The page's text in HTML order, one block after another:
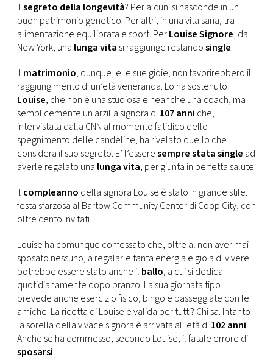
RMC
CONSIGLIA
Ilsegreto della longevità? Per alcuni si nasconde in un
buon patrimonio genetico. Per altri, in una vita sana, tra
alimentazione equilibrata e sport. PerLouise Signore, da
New York, una lunga vita si raggiunge restandosingle.
Il matrimonio, dunque, e le sue gioie, non favorirebbero il
raggiungimento di un’età veneranda. Lo ha sostenuto
Louise, che non è una studiosa e neanche una coach, ma
semplicemente un’arzilla signora di107 anni che,
intervistata dalla CNN al momento fatidico dello
spegnimento delle candeline, ha rivelato quello che
considera il suo segreto. E’ l’esseresempre stata single ad
averle regalato una lunga vita, per giunta in perfetta salute.
Il compleanno della signora Louise è stato in grande stile:
festa sfarzosa al Bartow Community Center di Coop City, con
oltre cento invitati.
Louise ha comunque confessato che, oltre al non aver mai
sposato nessuno, a regalarle tanta energia e gioia di vivere
potrebbe essere stato anche il ballo, a cui si dedica
quotidianamente dopo pranzo. La sua giornata tipo
prevede anche esercizio fisico, bingo e passeggiate con le
amiche. La ricetta di Louise è valida per tutti? Chi sa. Intanto
la sorella della vivace signora è arrivata all’età di102 anni.
Anche se ha commesso, secondo Louise, il fatale errore di
sposarsi…